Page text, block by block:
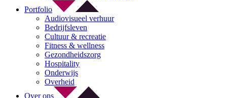
Portfolio
Audiovisueel verhuur
Bedrijfsleven
Cultuur & recreatie
Fitness & wellness
Gezondheidszorg
Hospitality
Onderwijs
Overheid
Over ons